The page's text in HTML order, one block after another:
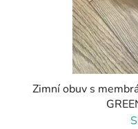
Zimní obuv s